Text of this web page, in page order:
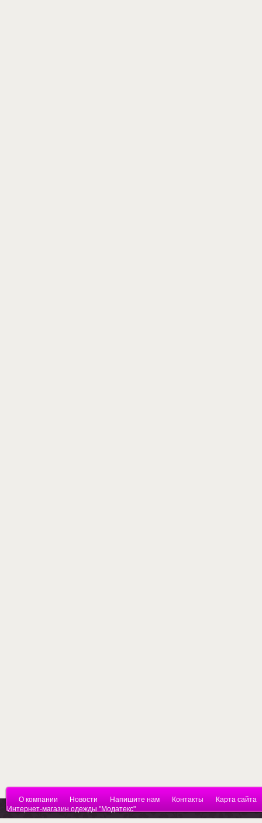
О компании Новости Напишите нам Контакты
Карта сайта
Интернет-магазин одежды "Модатекс"